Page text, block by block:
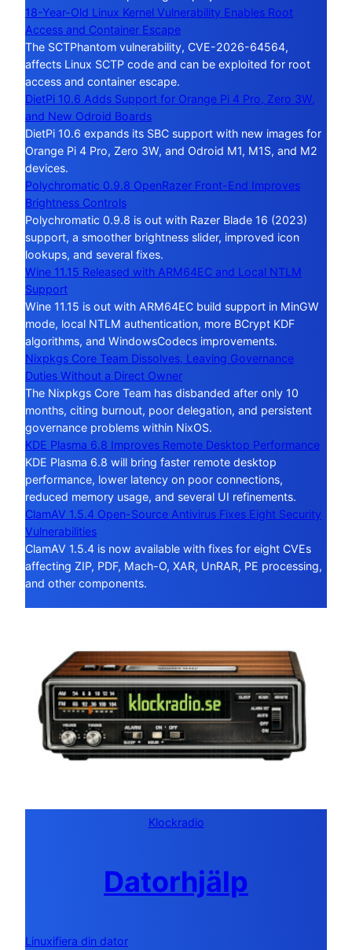
18-Year-Old Linux Kernel Vulnerability Enables Root
Access and Container Escape
The SCTPhantom vulnerability, CVE-2026-64564,
affects Linux SCTP code and can be exploited for root
access and container escape.
DietPi 10.6 Adds Support for Orange Pi 4 Pro, Zero 3W,
and New Odroid Boards
DietPi 10.6 expands its SBC support with new images for
Orange Pi 4 Pro, Zero 3W, and Odroid M1, M1S, and M2
devices.
Polychromatic 0.9.8 OpenRazer Front-End Improves
Brightness Controls
Polychromatic 0.9.8 is out with Razer Blade 16 (2023)
support, a smoother brightness slider, improved icon
lookups, and several fixes.
Wine 11.15 Released with ARM64EC and Local NTLM
Support
Wine 11.15 is out with ARM64EC build support in MinGW
mode, local NTLM authentication, more BCrypt KDF
algorithms, and WindowsCodecs improvements.
Nixpkgs Core Team Dissolves, Leaving Governance
Duties Without a Direct Owner
The Nixpkgs Core Team has disbanded after only 10
months, citing burnout, poor delegation, and persistent
governance problems within NixOS.
KDE Plasma 6.8 Improves Remote Desktop Performance
KDE Plasma 6.8 will bring faster remote desktop
performance, lower latency on poor connections,
reduced memory usage, and several UI refinements.
ClamAV 1.5.4 Open-Source Antivirus Fixes Eight Security
Vulnerabilities
ClamAV 1.5.4 is now available with fixes for eight CVEs
affecting ZIP, PDF, Mach-O, XAR, UnRAR, PE processing,
and other components.
Klockradio
Datorhjälp
Linuxifiera din dator